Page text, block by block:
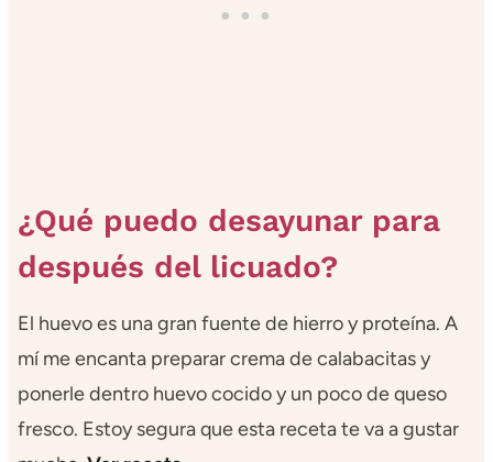
¿Qué puedo desayunar para
después del licuado?
El huevo es una gran fuente de hierro y proteína. A
mí me encanta preparar crema de calabacitas y
ponerle dentro huevo cocido y un poco de queso
fresco. Estoy segura que esta receta te va a gustar